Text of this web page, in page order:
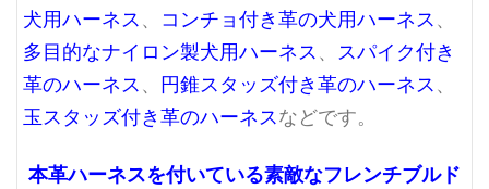
犬用ハーネス 、 コンチョ付き革の犬用ハーネス 、
多目的なナイロン製犬用ハーネス 、
スパイク付き
革のハーネス 、 円錐スタッズ付き革のハーネス 、
玉スタッズ付き革のハーネスなどです。
本革ハーネスを付いている素敵なフレンチブルド